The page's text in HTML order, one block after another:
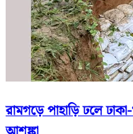
রামগড়ে পাহাড়ি ঢলে